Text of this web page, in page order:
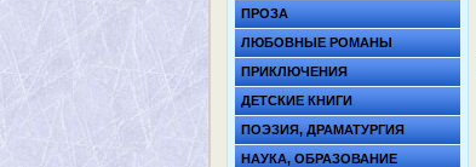
ПРОЗА
ЛЮБОВНЫЕ РОМАНЫ
ПРИКЛЮЧЕНИЯ
ДЕТСКИЕ КНИГИ
ПОЭЗИЯ, ДРАМАТУРГИЯ
НАУКА, ОБРАЗОВАНИЕ